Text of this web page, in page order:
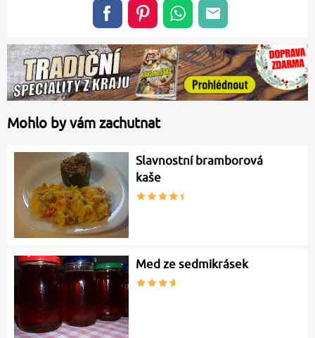
Mohlo by vám zachutnat
Slavnostní bramborová
kaše
Med ze sedmikrásek